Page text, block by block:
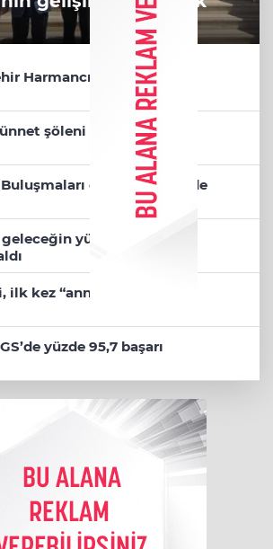
Harmancık’ta da yolları
şöleni
gençleri İzmir’de
yüzücüleri
kez “anne” dedi
yüzde 95,7 başarı